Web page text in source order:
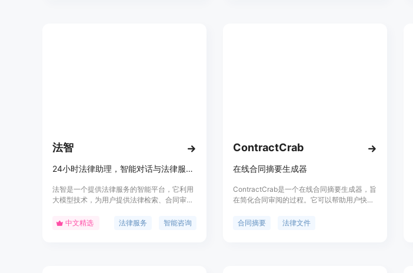
法智
24小时法律助理，智能对话与法律服务。
法智是一个提供法律服务的智能平台，它利用
大模型技术，为用户提供法律检索、合同审
信息和解决方案。产品背景由浙江同花顺网络
中文精选 法律服务 智能咨询
ContractCrab
在线合同摘要生成器
ContractCrab是一个在线合同摘要生成器，旨
在简化合同审阅的过程。它可以帮助用户快
息，节省时间并做出明智的决策。该工具提供
合同摘要 法律文件